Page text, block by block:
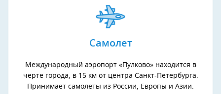
Самолет
Международный аэропорт «Пулково» находится в
черте города, в 15 км от центра Санкт-Петербурга.
Принимает самолеты из России, Европы и Азии.